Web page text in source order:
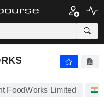
FoodWorks Limited